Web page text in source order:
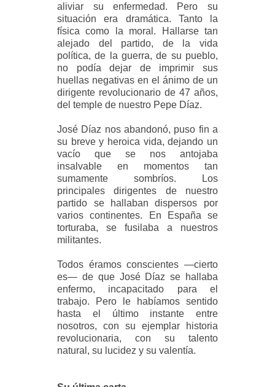
aliviar su enfermedad. Pero su
situación era dramática. Tanto la
física como la moral. Hallarse tan
alejado del partido, de la vida
política, de la guerra, de su pueblo,
no podía dejar de imprimir sus
huellas negativas en el ánimo de un
dirigente revolucionario de 47 años,
del temple de nuestro Pepe Díaz.
José Díaz nos abandonó, puso fin a
su breve y heroica vida, dejando un
vacío que se nos antojaba
insalvable en momentos tan
sumamente sombríos. Los
principales dirigentes de nuestro
partido se hallaban dispersos por
varios continentes. En España se
torturaba, se fusilaba a nuestros
militantes.
Todos éramos conscientes —cierto
es— de que José Díaz se hallaba
enfermo, incapacitado para el
trabajo. Pero le habíamos sentido
hasta el último instante entre
nosotros, con su ejemplar historia
revolucionaria, con su talento
natural, su lucidez y su valentía.